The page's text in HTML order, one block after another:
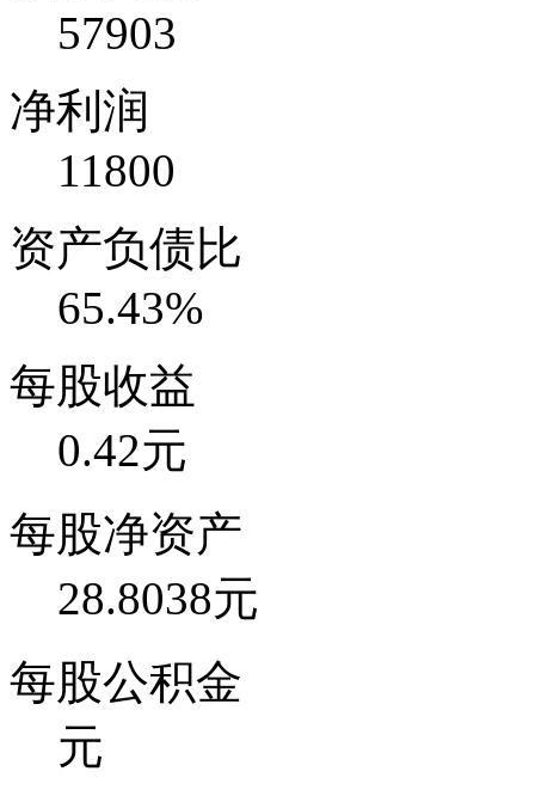
57903
净利润
11800
资产负债比
65.43%
每股收益
0.42元
每股净资产
28.8038元
每股公积金
元